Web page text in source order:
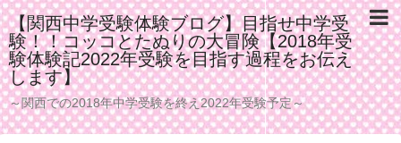
【関西中学受験体験ブログ】目指せ中学受
験！！コッコとたぬりの大冒険【2018年受
験体験記2022年受験を目指す過程をお伝え
します】
～関西での2018年中学受験を終え2022年受験予定～